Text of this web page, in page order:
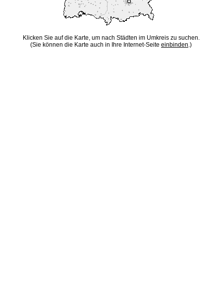
Klicken Sie auf die Karte, um nach Städten im Umkreis zu suchen.
(Sie können die Karte auch in Ihre Internet-Seite einbinden.)